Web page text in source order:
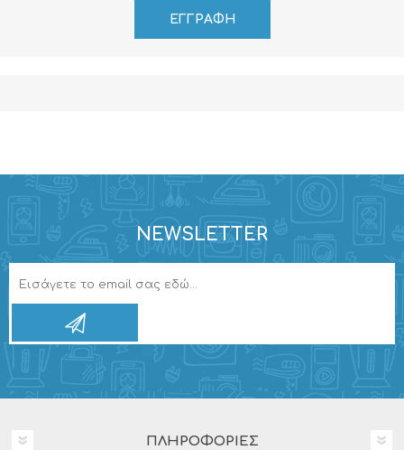
NEWSLETTER
ΠΛΗΡΟΦΟΡΊΕΣ